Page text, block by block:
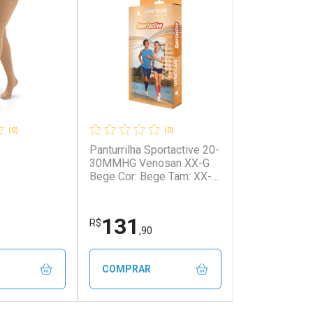
(0) (0)
Panturrilha Sportactive 20-
30MMHG Venosan XX-G
Bege Cor: Bege Tam: XX-G
R$131 ,90
COMPRAR